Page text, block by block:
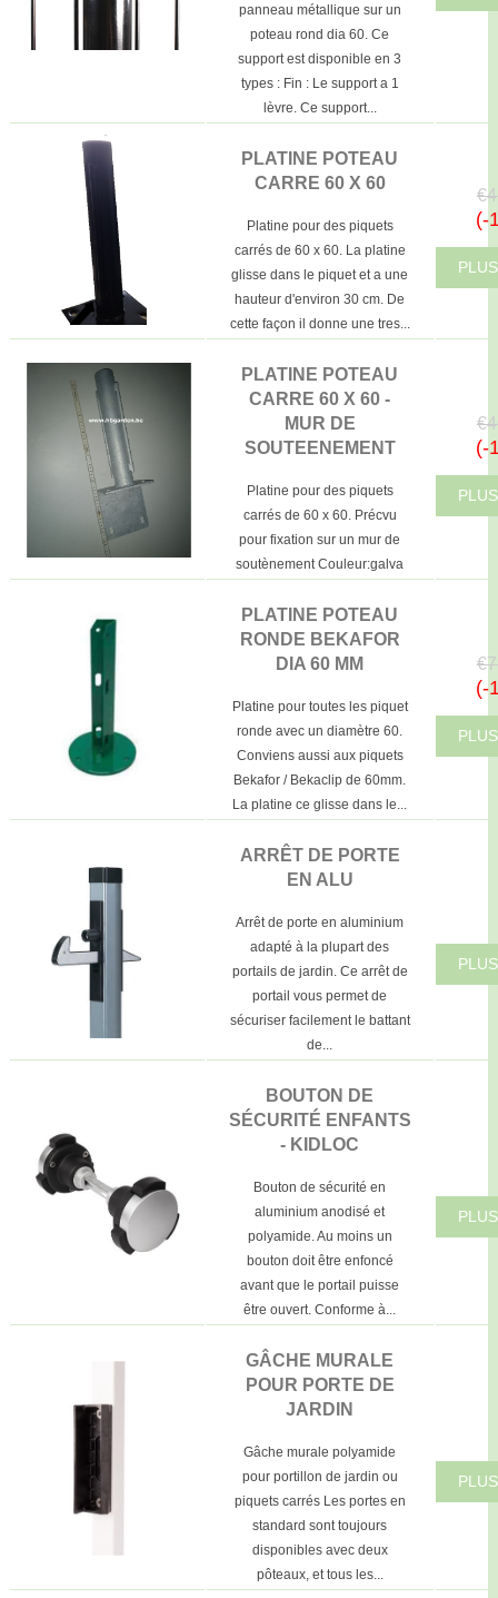
panneau métallique sur un
poteau rond dia 60. Ce
support est disponible en 3
types : Fin : Le support a 1
lèvre. Ce support...
PLATINE POTEAU
CARRE 60 X 60
Platine pour des piquets
carrés de 60 x 60. La platine
glisse dans le piquet et a une
hauteur d'environ 30 cm. De
cette façon il donne une tres...
(-
PLATINE POTEAU
CARRE 60 X 60 -
MUR DE
SOUTEENEMENT
Platine pour des piquets
carrés de 60 x 60. Précvu
pour fixation sur un mur de
soutènement Couleur:galva
(-
PLATINE POTEAU
RONDE BEKAFOR
DIA 60 MM
Platine pour toutes les piquet
ronde avec un diamètre 60.
Conviens aussi aux piquets
Bekafor / Bekaclip de 60mm.
La platine ce glisse dans le...
(-
ARRÊT DE PORTE
EN ALU
Arrêt de porte en aluminium
adapté à la plupart des
portails de jardin. Ce arrêt de
portail vous permet de
sécuriser facilement le battant
de...
BOUTON DE
SÉCURITÉ ENFANTS
- KIDLOC
Bouton de sécurité en
aluminium anodisé et
polyamide. Au moins un
bouton doit être enfoncé
avant que le portail puisse
être ouvert. Conforme à...
GÂCHE MURALE
POUR PORTE DE
JARDIN
Gâche murale polyamide
pour portillon de jardin ou
piquets carrés Les portes en
standard sont toujours
disponibles avec deux
pôteaux, et tous les...